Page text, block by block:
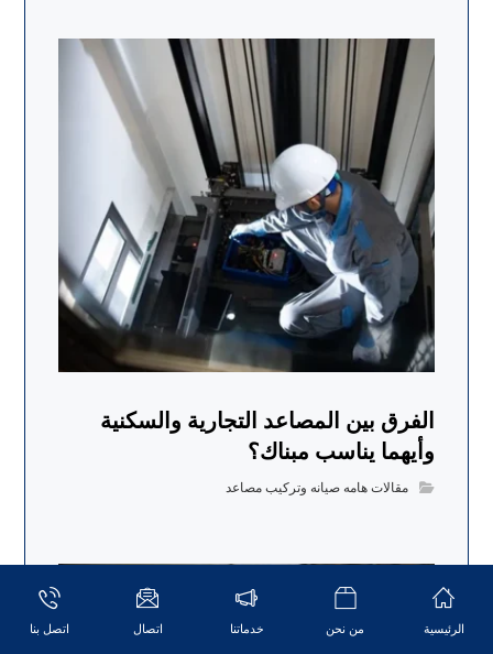
الفرق بين المصاعد التجارية والسكنية
وأيهما يناسب مبناك؟
مقالات هامه صيانه وتركيب مصاعد
الرئيسية من نحن خدماتنا اتصال اتصل بنا